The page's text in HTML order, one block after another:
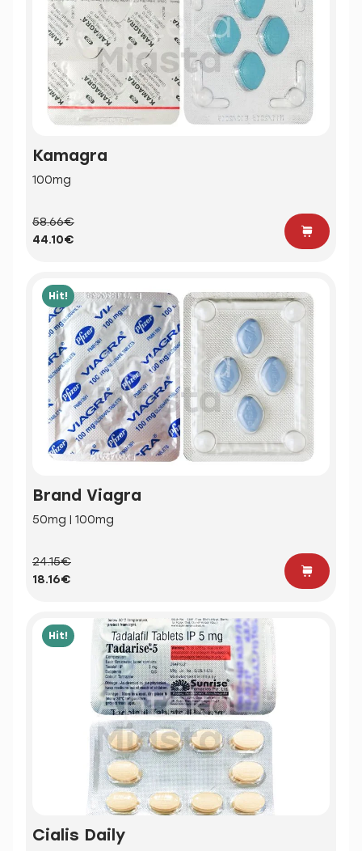
Kamagra
100mg
58.66€
44.10€
Hit!
Brand Viagra
50mg | 100mg
24.15€
18.16€
Hit!
Cialis Daily